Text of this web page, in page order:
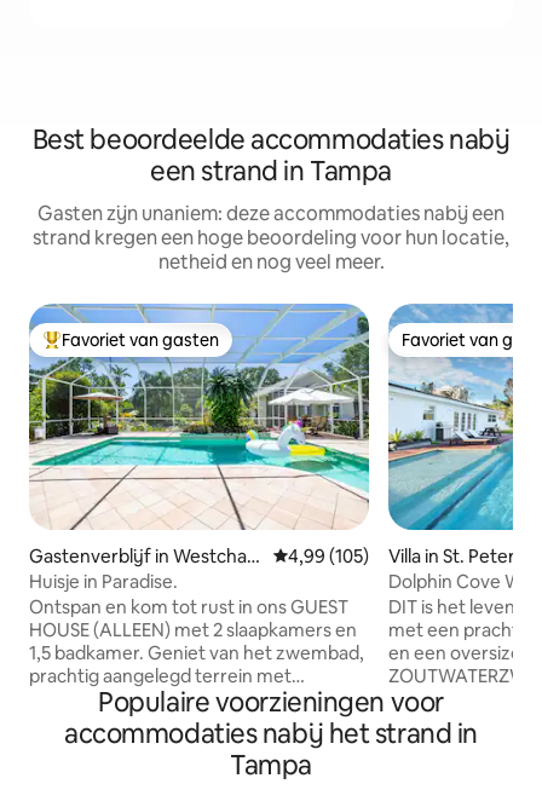
Best beoordeelde accommodaties nabij
een strand in Tampa
Gasten zijn unaniem: deze accommodaties nabij een
strand kregen een hoge beoordeling voor hun locatie,
netheid en nog veel meer.
Topfavoriet van gasten
Favoriet van gasten
Gastenverblijf in Westchas
e
Gemiddelde beoordeling van
4,99 (105)
Huisje in Paradise.
Ontspan en kom tot rust in ons GUEST
HOUSE (ALLEEN) met 2 slaapkamers en
1,5 badkamer. Geniet van het zwembad,
prachtig aangelegd terrein met
Koivijver en minigolf. Bekijk vogels,
vlinders en nog veel meer in onze
botanische tuinen van 1 hectare. Gratis
gebruik van golfkarretje. Kajaks zijn
Favoriet van
Favoriet van
Villa in St.
Dolphin Cove
met zwembad
DIT is het leven in
met een
en een oversized
meer dan140
het Bear Creek-
lamantijnen en
Populaire voorzieningen voor
accommodaties nabij het strand in
Tampa